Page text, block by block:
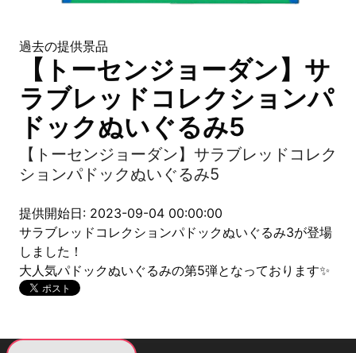
過去の提供景品
【トーセンジョーダン】サ
ラブレッドコレクションパ
ドックぬいぐるみ5
【トーセンジョーダン】サラブレッドコレク
ションパドックぬいぐるみ5
提供開始日: 2023-09-04 00:00:00
サラブレッドコレクションパドックぬいぐるみ3が登場
しました！
大人気パドックぬいぐるみの第5弾となっております✨